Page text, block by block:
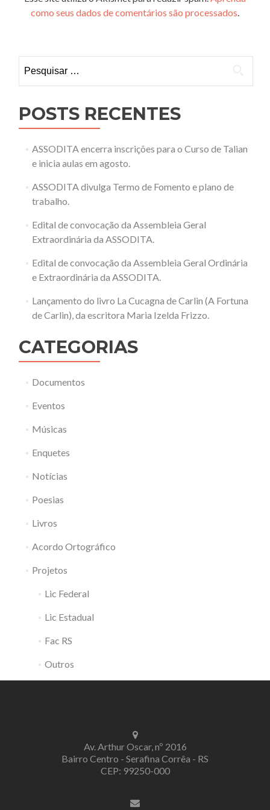
como seus dados de comentários são processados.
por:
POSTS RECENTES
ASSODITA encerra inscrições para o Curso de Talian
e inicia aulas em agosto.
ASSODITA divulga Termo de Fomento e plano de
trabalho.
Edital de convocação da Assembleia Geral
Extraordinária da ASSODITA.
Edital de convocação da Assembleia Geral Ordinária
e Extraordinária da ASSODITA.
Lançamento do livro La Cucagna de Carlin (A Fortuna
de Carlin), da escritora Maria Izelda Frizzo.
CATEGORIAS
Documentos
Eventos
Músicas
Enquetes
Notícias
Poesias
Livros
Acordo Ortográfico
Projetos
Lic Federal
Lic Estadual
Fac RS
Outros
Av. Arthur Oscar, nº 2016
Bairro Centro - Serafina Corrêa - RS
CEP: 99250-000